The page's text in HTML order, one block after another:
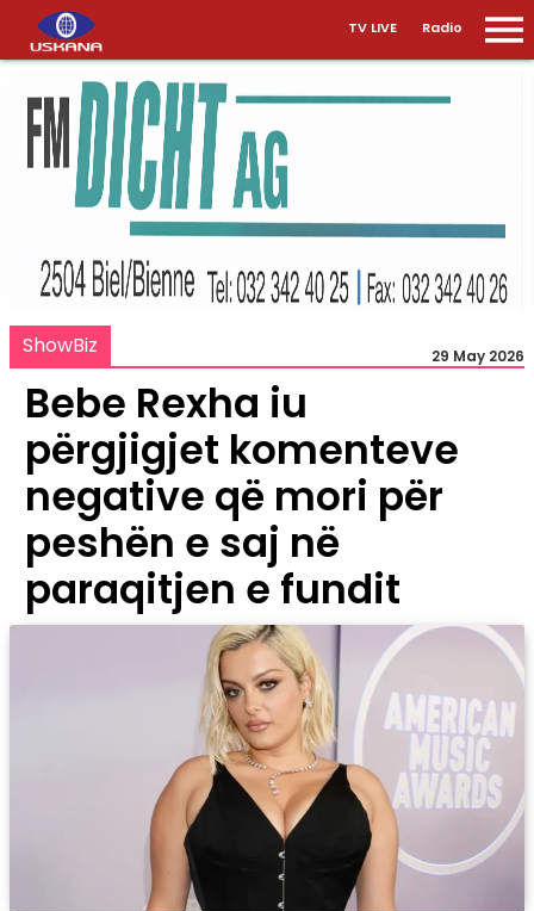
TV LIVE Radio
ShowBiz 29 May 2026
Bebe Rexha iu
përgjigjet komenteve
negative që mori për
peshën e saj në
paraqitjen e fundit